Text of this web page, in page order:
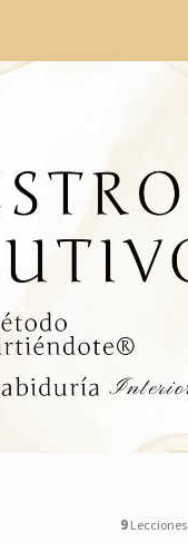
9 Lecciones